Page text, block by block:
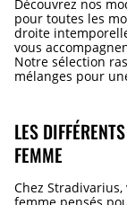
Découvrez nos
pour toutes les
droite
vous
Notre sélection
mélanges pour
LES
FEMME
Chez